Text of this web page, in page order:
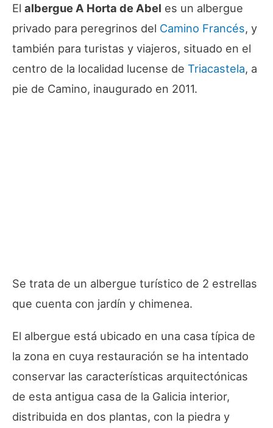
El albergue A Horta de Abel es un albergue
privado para peregrinos del Camino Francés, y
también para turistas y viajeros, situado en el
centro de la localidad lucense de Triacastela, a
pie de Camino, inaugurado en 2011.
Se trata de un albergue turístico de 2 estrellas
que cuenta con jardín y chimenea.
El albergue está ubicado en una casa típica de
la zona en cuya restauración se ha intentado
conservar las características arquitectónicas
de esta antigua casa de la Galicia interior,
distribuida en dos plantas, con la piedra y